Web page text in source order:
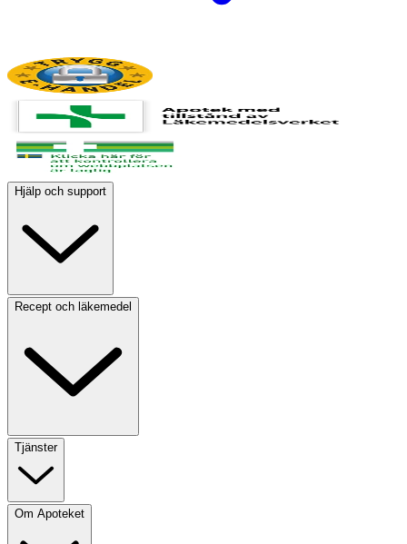
Hjälp och support
Recept och läkemedel
Tjänster
Om Apoteket